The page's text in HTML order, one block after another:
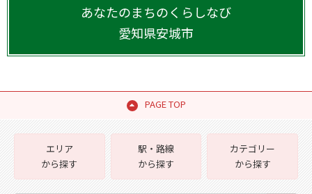
あなたのまちのくらしなび
愛知県安城市
PAGE TOP
エリア
から探す
駅・路線
から探す
カテゴリー
から探す